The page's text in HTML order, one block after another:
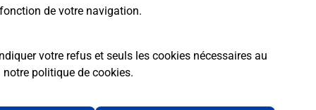
de votre navigation.
votre refus et seuls les cookies nécessaires au
notre politique de cookies.